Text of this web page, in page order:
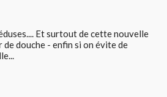
Et surtout de cette nouvelle
douche - enfin si on évite de